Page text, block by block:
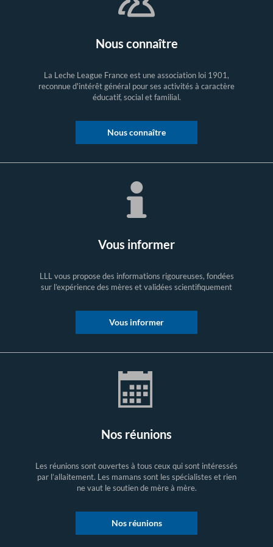
Nous connaître
La Leche League France est une association loi 1901,
reconnue d'intérêt général pour ses activités à caractère
éducatif, social et familial.
Nous connaître
Vous informer
LLL vous propose des informations rigoureuses, fondées
sur l’expérience des mères et validées scientifiquement
Vous informer
Nos réunions
Les réunions sont ouvertes à tous ceux qui sont intéressés
par l’allaitement. Les mamans sont les spécialistes et rien
ne vaut le soutien de mère à mère.
Nos réunions